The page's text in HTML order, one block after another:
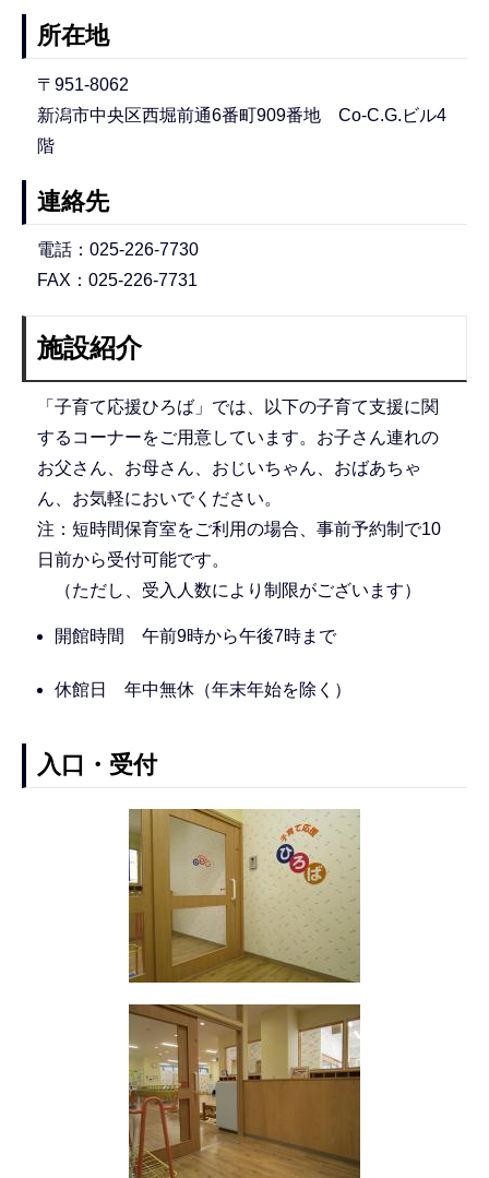
所在地
〒951-8062
新潟市中央区西堀前通6番町909番地 Co-C.G.ビル4
階
連絡先
電話：025-226-7730
FAX：025-226-7731
施設紹介
「子育て応援ひろば」では、以下の子育て支援に関
するコーナーをご用意しています。お子さん連れの
お父さん、お母さん、おじいちゃん、おばあちゃ
ん、お気軽においでください。
注：短時間保育室をご利用の場合、事前予約制で10
日前から受付可能です。
（ただし、受入人数により制限がございます）
開館時間 午前9時から午後7時まで
休館日 年中無休（年末年始を除く）
入口・受付